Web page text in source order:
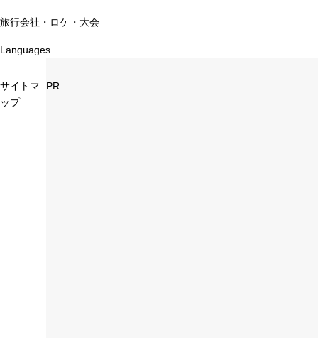
旅行会社・ロケ・大会
Languages
サイトマ
ップ
PR